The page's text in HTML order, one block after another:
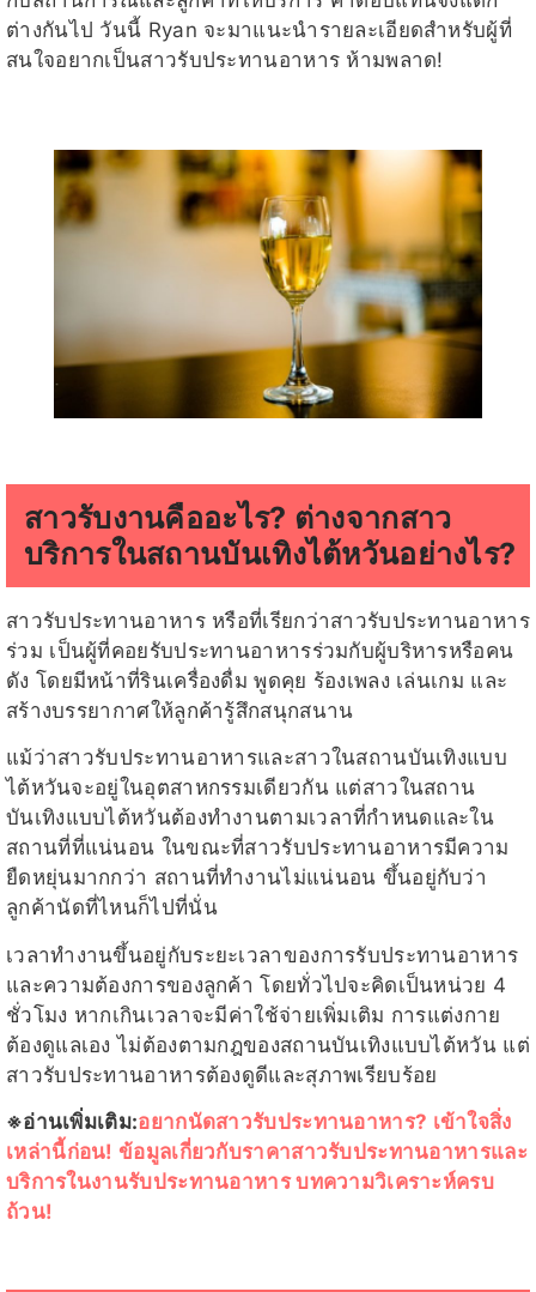
ต่างกันไป วันนี้ Ryan จะมาแนะนำรายละเอียดสำหรับผู้ที่
สนใจอยากเป็นสาวรับประทานอาหาร ห้ามพลาด!
สาวรับงานคืออะไร? ต่างจากสาว
บริการในสถานบันเทิงไต้หวันอย่างไร?
สาวรับประทานอาหาร หรือที่เรียกว่าสาวรับประทานอาหาร
ร่วม เป็นผู้ที่คอยรับประทานอาหารร่วมกับผู้บริหารหรือคน
ดัง โดยมีหน้าที่รินเครื่องดื่ม พูดคุย ร้องเพลง เล่นเกม และ
สร้างบรรยากาศให้ลูกค้ารู้สึกสนุกสนาน
แม้ว่าสาวรับประทานอาหารและสาวในสถานบันเทิงแบบ
ไต้หวันจะอยู่ในอุตสาหกรรมเดียวกัน แต่สาวในสถาน
บันเทิงแบบไต้หวันต้องทำงานตามเวลาที่กำหนดและใน
สถานที่ที่แน่นอน ในขณะที่สาวรับประทานอาหารมีความ
ยืดหยุ่นมากกว่า สถานที่ทำงานไม่แน่นอน ขึ้นอยู่กับว่า
ลูกค้านัดที่ไหนก็ไปที่นั่น
เวลาทำงานขึ้นอยู่กับระยะเวลาของการรับประทานอาหาร
และความต้องการของลูกค้า โดยทั่วไปจะคิดเป็นหน่วย 4
ชั่วโมง หากเกินเวลาจะมีค่าใช้จ่ายเพิ่มเติม การแต่งกาย
ต้องดูแลเอง ไม่ต้องตามกฎของสถานบันเทิงแบบไต้หวัน แต่
สาวรับประทานอาหารต้องดูดีและสุภาพเรียบร้อย
※อ่านเพิ่มเติม:อยากนัดสาวรับประทานอาหาร? เข้าใจสิ่ง
เหล่านี้ก่อน! ข้อมูลเกี่ยวกับราคาสาวรับประทานอาหารและ
บริการในงานรับประทานอาหาร บทความวิเคราะห์ครบ
ถ้วน!